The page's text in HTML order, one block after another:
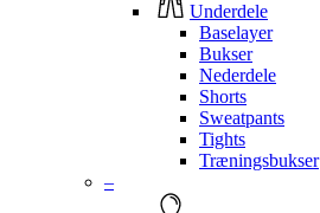
Underdele
Baselayer
Bukser
Nederdele
Shorts
Sweatpants
Tights
Træningsbukser
–